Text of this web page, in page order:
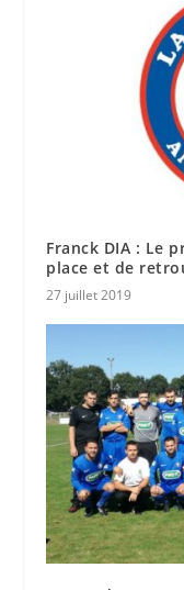
Franck DIA : Le
place et de
27 juillet 2019